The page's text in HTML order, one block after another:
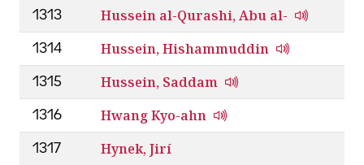
1313 Hussein al-Qurashi, Abu al-
1314 Hussein, Hishammuddin
1315 Hussein, Saddam
1316 Hwang Kyo-ahn
1317 Hynek, Jirí